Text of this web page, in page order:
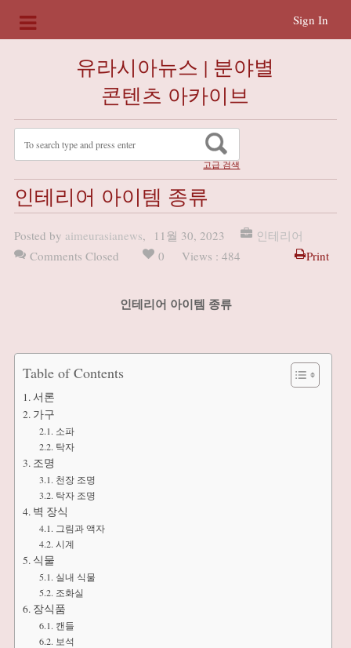
Sign In
유라시아뉴스 | 분야별
콘텐츠 아카이브
고급 검색
인테리어 아이템 종류
Posted by aimeurasianews, 11월 30, 2023
인테리어
Comments Closed
0 Views : 484 Print
인테리어 아이템 종류
Table of Contents
서론
가구
소파
탁자
조명
천장 조명
탁자 조명
벽 장식
그림과 액자
시계
식물
실내 식물
조화실
장식품
캔들
보석